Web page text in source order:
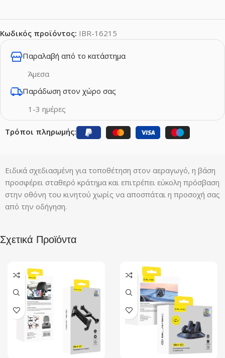
Κωδικός προϊόντος: IBR-16215
Παραλαβή από το κατάστημα
Άμεσα
Παράδωση στον χώρο σας
1-3 ημέρες
Τρόποι πληρωμής:
Ειδικά σχεδιασμένη για τοποθέτηση στον αεραγωγό, η βάση
προσφέρει σταθερό κράτημα και επιτρέπει εύκολη πρόσβαση
στην οθόνη του κινητού χωρίς να αποσπάται η προσοχή σας
από την οδήγηση.
Σχετικά Προϊόντα